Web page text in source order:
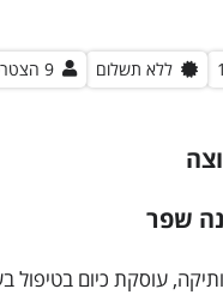
ללא תשלום 9 הצטרפו
שפר